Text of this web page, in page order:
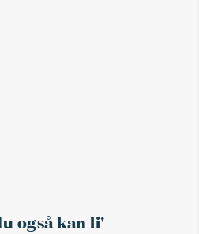
også kan li'